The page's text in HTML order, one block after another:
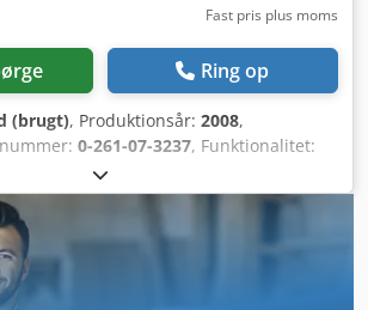
Fast pris plus moms
Ring op
(brugt), Produktionsår: 2008,
0-261-07-3237, Funktionalitet:
, indgangsspænding:
mm, kanttykkelse (maks.):6 mm,
, aktueringstype:
, samlet længde:
, samlet
, samlet vægt:
/ manual